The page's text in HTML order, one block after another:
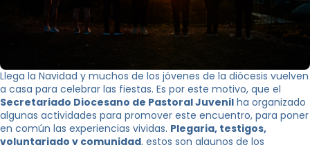
Llega la Navidad y muchos de los jóvenes de la diócesis vuelven
a casa para celebrar las fiestas. Es por este motivo, que el
Secretariado Diocesano de Pastoral Juvenil ha organizado
algunas actividades para promover este encuentro, para poner
en común las experiencias vividas. Plegaria, testigos,
voluntariado y comunidad, estos son algunos de los